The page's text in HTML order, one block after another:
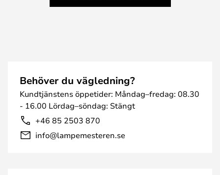
Behöver du vägledning?
Kundtjänstens öppetider: Måndag–fredag: 08.30
- 16.00 Lördag–söndag: Stängt
+46 85 2503 870
info@lampemesteren.se